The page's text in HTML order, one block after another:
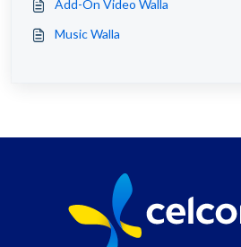
Add-On Video Walla
Music Walla